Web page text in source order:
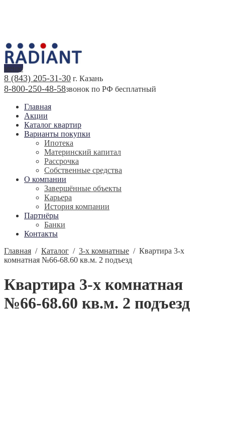
меню
8 (843) 205-31-30 г. Казань
8-800-250-48-58звонок по РФ бесплатный
Главная
Акции
Каталог квартир
Варианты покупки
Ипотека
Материнский капитал
Рассрочка
Собственные средства
О компании
Завершённые объекты
Карьера
История компании
Партнёры
Банки
Контакты
Главная / Каталог / 3-х комнатные / Квартира 3-х
комнатная №66-68.60 кв.м. 2 подъезд
Квартира 3-х комнатная
№66-68.60 кв.м. 2 подъезд